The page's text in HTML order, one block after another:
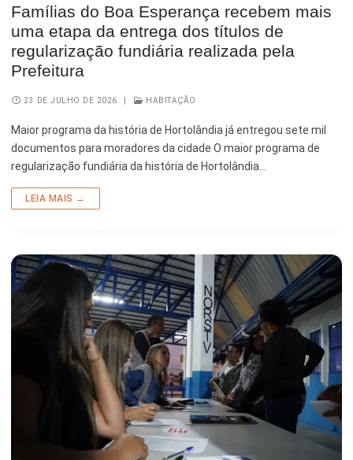
Famílias do Boa Esperança recebem mais
uma etapa da entrega dos títulos de
regularização fundiária realizada pela
Prefeitura
23 DE JULHO DE 2026 HABITAÇÃO
Maior programa da história de Hortolândia já entregou sete mil
documentos para moradores da cidade O maior programa de
regularização fundiária da história de Hortolândia…
LEIA MAIS →